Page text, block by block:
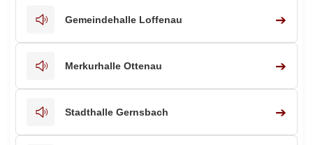
Gemeindehalle Loffenau ➔
Merkurhalle Ottenau ➔
Stadthalle Gernsbach ➔